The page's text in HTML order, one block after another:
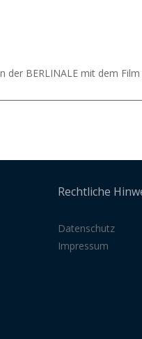
BERLINALE mit dem
Rechtliche
Datenschutz
Impressum